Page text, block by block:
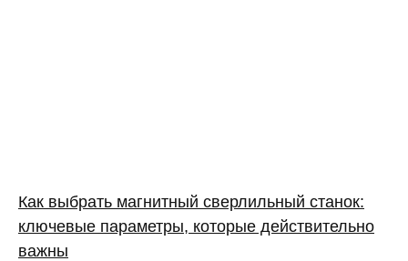
Как выбрать магнитный сверлильный станок:
ключевые параметры, которые действительно
важны